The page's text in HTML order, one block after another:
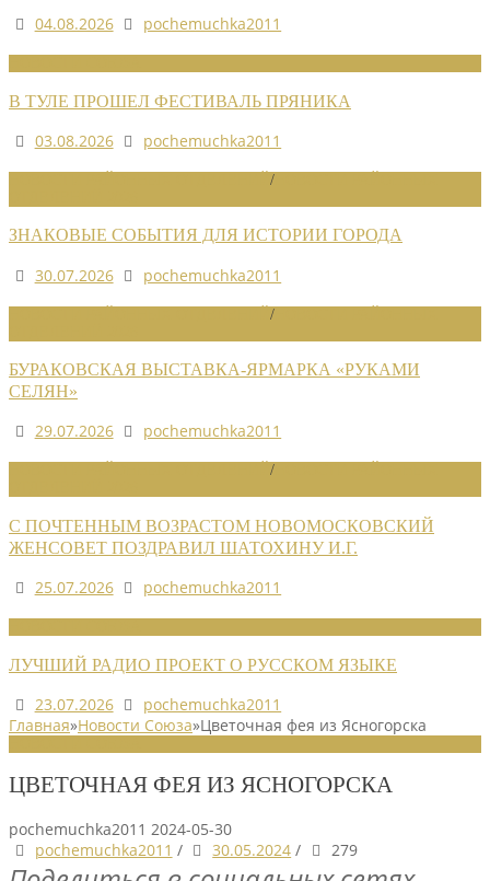
04.08.2026
pochemuchka2011
В ТУЛЕ ПРОШЕЛ ФЕСТИВАЛЬ ПРЯНИКА
03.08.2026
pochemuchka2011
/
ЗНАКОВЫЕ СОБЫТИЯ ДЛЯ ИСТОРИИ ГОРОДА
30.07.2026
pochemuchka2011
/
БУРАКОВСКАЯ ВЫСТАВКА-ЯРМАРКА «РУКАМИ
СЕЛЯН»
29.07.2026
pochemuchka2011
/
С ПОЧТЕННЫМ ВОЗРАСТОМ НОВОМОСКОВСКИЙ
ЖЕНСОВЕТ ПОЗДРАВИЛ ШАТОХИНУ И.Г.
25.07.2026
pochemuchka2011
ЛУЧШИЙ РАДИО ПРОЕКТ О РУССКОМ ЯЗЫКЕ
23.07.2026
pochemuchka2011
Главная»Новости Союза»Цветочная фея из Ясногорска
ЦВЕТОЧНАЯ ФЕЯ ИЗ ЯСНОГОРСКА
pochemuchka2011 2024-05-30
pochemuchka2011 / 30.05.2024 / 279